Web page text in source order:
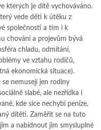
kterých je dí­tě vy­cho­vá­vá­no.
vede děti k útěku z
spo­lečnosti a tím i k
chování a pro­jevům bývá
chladu, odmítání,
ve vzta­hu rodičů,
eko­no­mic­ká situace).
nemusejí jen rodiny
slabé, ale ne­zříd­ka i
kde sice ne­chybí peníze,
dítěti. Zaměřit se na tuto
a nabídnout jim smy­sluplné